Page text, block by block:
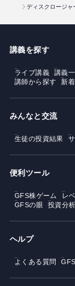
ディスクロージ
講義を探す
ライブ講義 講義
講師から探す
新
みんなと交流
生徒の投資結果
便利ツール
GFS株ゲーム レ
GFSの眼
投資分
ヘルプ
よくある質問